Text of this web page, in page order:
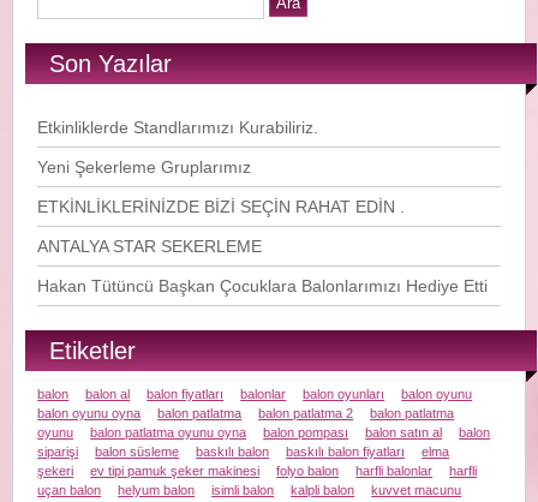
Son Yazılar
Etkinliklerde Standlarımızı Kurabiliriz.
Yeni Şekerleme Gruplarımız
ETKİNLİKLERİNİZDE BİZİ SEÇİN RAHAT EDİN .
ANTALYA STAR SEKERLEME
Hakan Tütüncü Başkan Çocuklara Balonlarımızı Hediye Etti
Etiketler
balon balon al balon fiyatları balonlar balon oyunları
balon oyunu
balon oyunu oyna
balon patlatma balon patlatma 2
balon patlatma
oyunu
balon patlatma oyunu oyna balon pompası balon satın al
balon
siparişi
balon süsleme baskılı balon baskılı balon fiyatları
elma
şekeri
ev tipi pamuk şeker makinesi folyo balon harfli balonlar
harfli
uçan balon
helyum balon isimli balon kalpli balon
kuvvet macunu